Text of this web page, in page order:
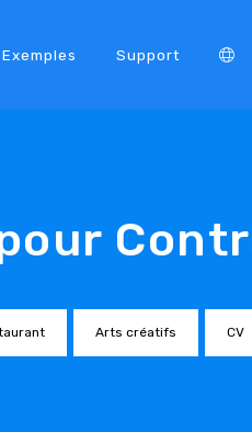
Exemples Support
Arts créatifs CV